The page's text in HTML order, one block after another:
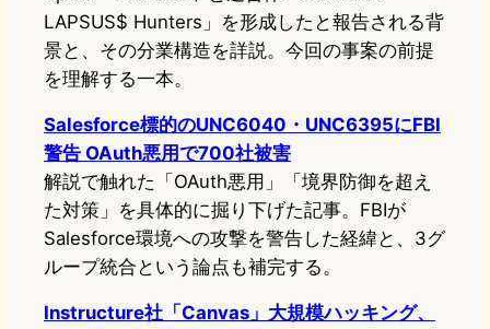
LAPSUS$ Hunters」を形成したと報告される背
景と、その分業構造を詳説。今回の事案の前提
を理解する一本。
Salesforce標的のUNC6040・UNC6395にFBI
警告 OAuth悪用で700社被害
解説で触れた「OAuth悪用」「境界防御を超え
た対策」を具体的に掘り下げた記事。FBIが
Salesforce環境への攻撃を警告した経緯と、3グ
ループ統合という論点も補完する。
Instructure社「Canvas」大規模ハッキング、